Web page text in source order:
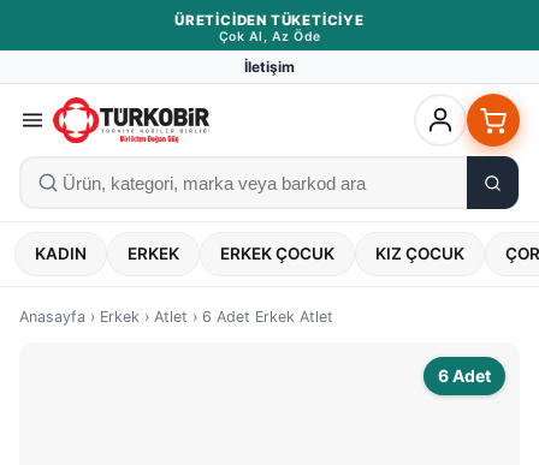
ÜRETICIDEN TÜKETICIYE
Çok Al, Az Öde
İletişim
KADIN ERKEK ERKEK ÇOCUK KIZ ÇOCUK
Anasayfa › Erkek › Atlet › 6 Adet Erkek Atlet
6 Adet